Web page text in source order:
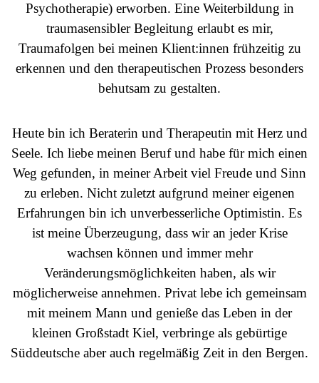
Psychotherapie) erworben. Eine Weiterbildung in
traumasensibler Begleitung erlaubt es mir,
Traumafolgen bei meinen Klient:innen frühzeitig zu
erkennen und den therapeutischen Prozess besonders
behutsam zu gestalten.
Heute bin ich Beraterin und Therapeutin mit Herz und
Seele. Ich liebe meinen Beruf und habe für mich einen
Weg gefunden, in meiner Arbeit viel Freude und Sinn
zu erleben. Nicht zuletzt aufgrund meiner eigenen
Erfahrungen bin ich unverbesserliche Optimistin. Es
ist meine Überzeugung, dass wir an jeder Krise
wachsen können und immer mehr
Veränderungsmöglichkeiten haben, als wir
möglicherweise annehmen. Privat lebe ich gemeinsam
mit meinem Mann und genieße das Leben in der
kleinen Großstadt Kiel, verbringe als gebürtige
Süddeutsche aber auch regelmäßig Zeit in den Bergen.